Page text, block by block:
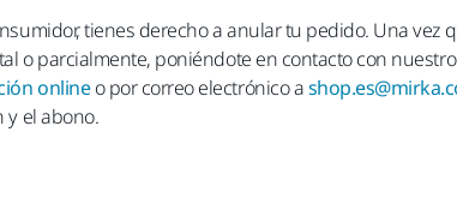
tienes derecho a anular tu pedido. Una
o parcialmente, poniéndote en contacto con
onlineo por correo electrónico a
y el abono.